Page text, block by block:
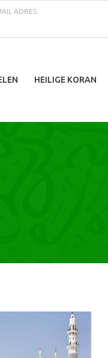
ADRES
HEILIGE KORAN